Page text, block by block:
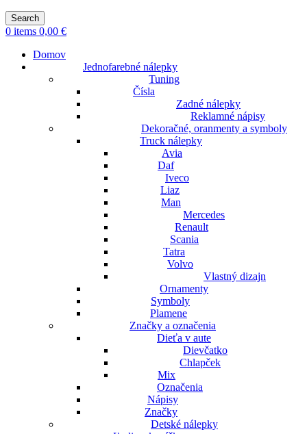
Search
0 items 0,00 €
Domov
Jednofarebné nálepky
Tuning
Čísla
Zadné nálepky
Reklamné nápisy
Dekoračné, oranmenty a symboly
Truck nálepky
Avia
Daf
Iveco
Liaz
Man
Mercedes
Renault
Scania
Tatra
Volvo
Vlastný dizajn
Ornamenty
Symboly
Plamene
Značky a označenia
Dieťa v aute
Dievčatko
Chlapček
Mix
Označenia
Nápisy
Značky
Detské nálepky